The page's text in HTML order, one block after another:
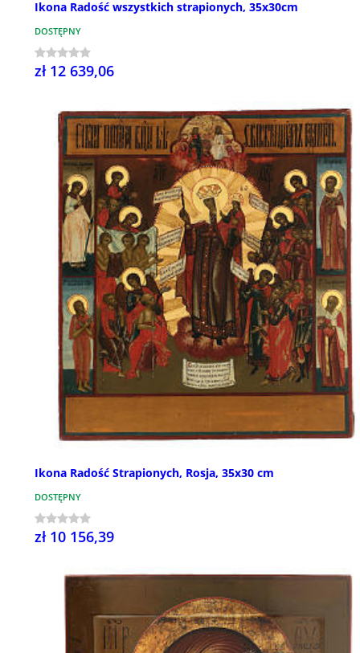
Ikona Radość wszystkich strapionych, 35x30cm
DOSTĘPNY
zł 12 639,06
Ikona Radość Strapionych, Rosja, 35x30 cm
DOSTĘPNY
zł 10 156,39